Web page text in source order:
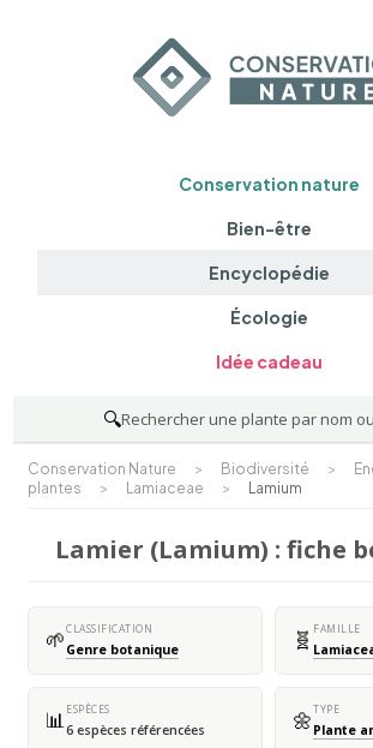
Conservation nature
Bien-être
Encyclopédie
Écologie
Idée cadeau
🔍Rechercher une plante par nom
Conservation Nature > Biodiversité >
plantes
> Lamiaceae > Lamium
Lamier (Lamium) : fiche
🌱CLASSIFICATION
Genre botanique 🧬 FAMILLE
📊ESPÈCES
6 espèces référencées 🌼TYPE
Plante